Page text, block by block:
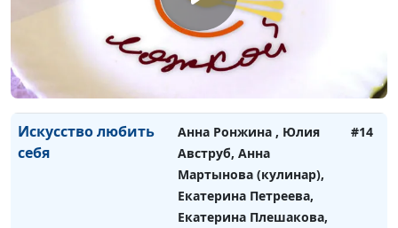
Барсукова, Елена
Нефедкина (кулинар),
Надежда Лапушкина,
Татьяна Тимонина,
Екатерина Петреева
Искусство любить
себя
Анна Ронжина , Юлия
Авструб, Анна
Мартынова (кулинар),
Екатерина Петреева,
Екатерина Плешакова,
#14